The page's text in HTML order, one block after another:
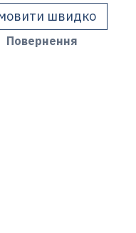
швидко
Повернення